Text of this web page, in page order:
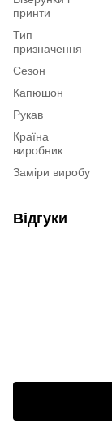
принти
Тип
призначення
Сезон
Капюшон
Рукав
Країна
виробник
Заміри виробу
Відгуки